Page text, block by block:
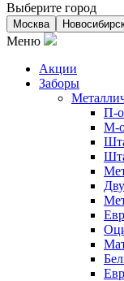
Выберите город
Москва
Меню
Акции
Заборы
П-
М-